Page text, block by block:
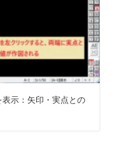
示：矢印・実点との